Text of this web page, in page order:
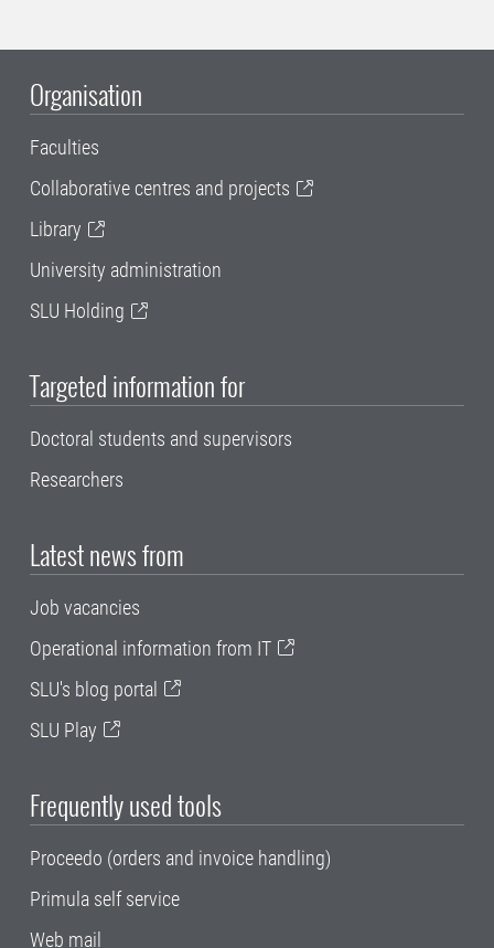
Organisation
Faculties
Collaborative centres and projects
Library
University administration
SLU Holding
Targeted information for
Doctoral students and supervisors
Researchers
Latest news from
Job vacancies
Operational information from IT
SLU's blog portal
SLU Play
Frequently used tools
Proceedo (orders and invoice handling)
Primula self service
Web mail